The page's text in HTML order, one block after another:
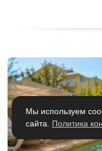
Мы используем
сайта. Политика